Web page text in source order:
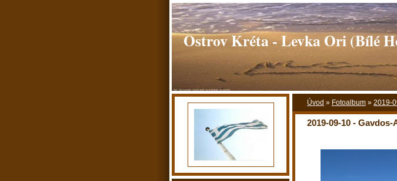
Ostrov Kréta - Levka Ori (Bílé
Úvod » Fotoalbum » 2019-
2019-09-10 -